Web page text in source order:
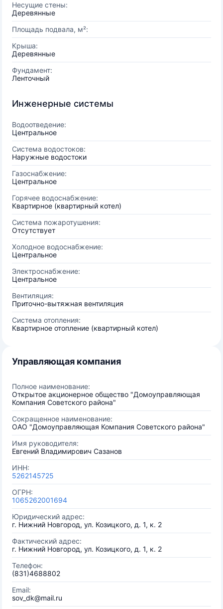
Несущие стены:
Деревянные
Площадь подвала, м²:
Крыша:
Деревянные
Фундамент:
Ленточный
Инженерные системы
Водоотведение:
Центральное
Система водостоков:
Наружные водостоки
Газоснабжение:
Центральное
Горячее водоснабжение:
Квартирное (квартирный котел)
Система пожаротушения:
Отсутствует
Холодное водоснабжение:
Центральное
Электроснабжение:
Центральное
Вентиляция:
Приточно-вытяжная вентиляция
Система отопления:
Квартирное отопление (квартирный котел)
Управляющая компания
Полное наименование:
Открытое акционерное общество "Домоуправляющая
Компания Советского района"
Сокращенное наименование:
ОАО "Домоуправляющая Компания Советского района"
Имя руководителя:
Евгений Владимирович Сазанов
ИНН:
5262145725
ОГРН:
1065262001694
Юридический адрес:
г. Нижний Новгород, ул. Козицкого, д. 1, к. 2
Фактический адрес:
г. Нижний Новгород, ул. Козицкого, д. 1, к. 2
Телефон:
(831)4688802
Email:
sov_dk@mail.ru